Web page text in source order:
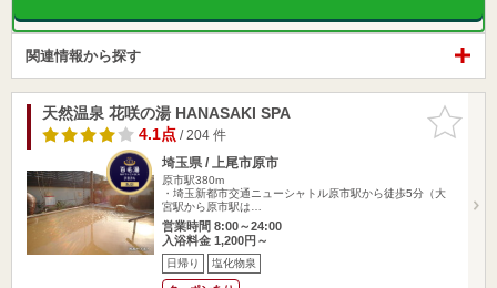
関連情報から探す
お気に入
りに追加
天然温泉 花咲の湯 HANASAKI SPA
4.1点/ 204 件
埼玉県 / 上尾市原市
原市駅380m
・埼玉新都市交通ニューシャトル原市駅から徒歩5分（大
宮駅から原市駅は…
営業時間 8:00～24:00
入浴料金 1,200円～
日帰り 塩化物泉